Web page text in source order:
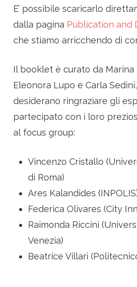
E’ possibile scaricarlo
dalla pagina Publication and
che stiamo arricchendo di
Il booklet è curato da Marina
Eleonora Lupo e Carla
desiderano ringraziare gli
partecipato con i loro
al focus group:
Vincenzo Cristallo
di Roma)
Ares Kalandides
Federica Olivares (City
Raimonda Riccini
Venezia)
Beatrice Villari